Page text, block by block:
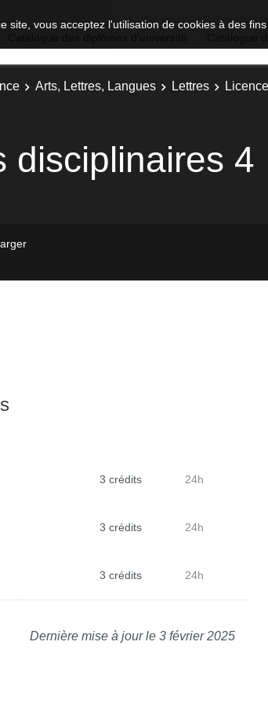
site, vous acceptez l'utilisation de cookies à des
Arts, Lettres, Langues Lettres
disciplinaires 4
3 crédits 24h
3 crédits 24h
3 crédits 24h
Dernière mise à jour le 3 février 2025